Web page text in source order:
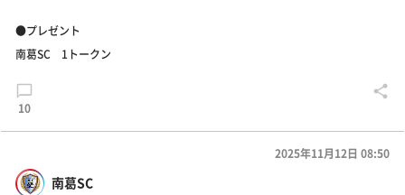
●プレゼント
南葛SC 1トークン
10
南葛SC
2025年11月12日 08:50